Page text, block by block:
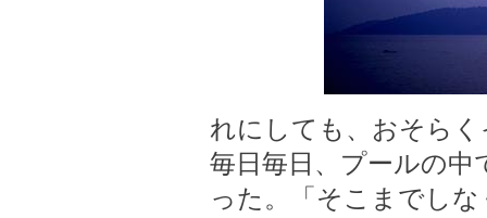
れにしても、おそら
毎日毎日、プールの中
った。「そこまでし